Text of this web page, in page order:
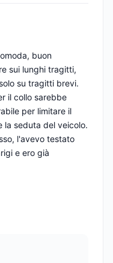
buon
sui lunghi tragitti,
su tragitti brevi.
il collo sarebbe
per limitare il
la seduta del veicolo.
l'avevo testato
e ero già